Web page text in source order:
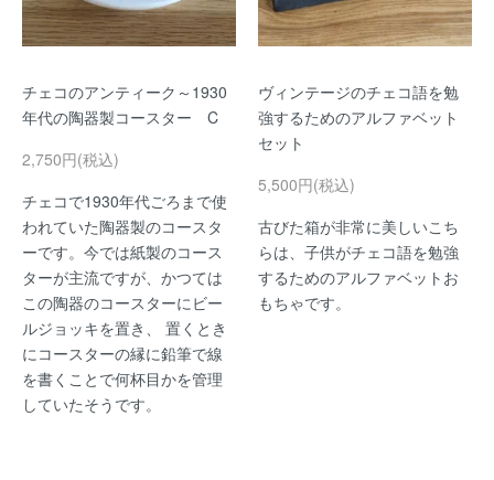
チェコのアンティーク～1930
年代の陶器製コースター C
2,750円(税込)
チェコで1930年代ごろまで使
われていた陶器製のコースタ
ーです。今では紙製のコース
ターが主流ですが、かつては
この陶器のコースターにビー
ルジョッキを置き、 置くとき
にコースターの縁に鉛筆で線
を書くことで何杯目かを管理
していたそうです。
ヴィンテージのチェコ語を勉
強するためのアルファベット
セット
5,500円(税込)
古びた箱が非常に美しいこち
らは、子供がチェコ語を勉強
するためのアルファベットお
もちゃです。